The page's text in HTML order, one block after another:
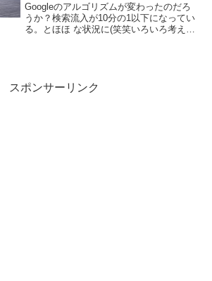
Googleのアルゴリズムが変わったのだろ
うか？検索流入が10分の1以下になってい
る。とほほ な状況に(笑笑いろいろ考えて
スポンサーリンク